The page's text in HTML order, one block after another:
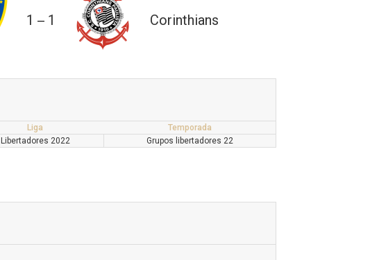
1 — 1 Corinthians
Liga
Temporada
Libertadores 2022 Grupos libertadores 22